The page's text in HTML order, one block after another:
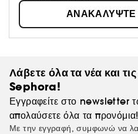
ΑΝΑΚΑΛΥΨΤΕ
Λάβετε όλα τα νέα και
Sephora!
Εγγραφείτε στο newsletter
απολαύσετε όλα τα προνόμια!
Με την εγγραφή, συμφωνώ να